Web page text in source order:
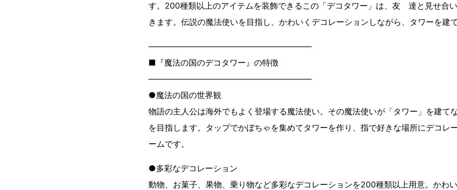
す。200種類以上のアイテムを装飾できるこの「デコタワー」は、友 達と見せ合
きます。伝説の魔法使いを目指し、かわいくデコレーションしながら、タワーを建
――――――――――――――――――――
■『魔法の国のデコタワー』の特徴
――――――――――――――――――――
●魔法の国の世界観
物語の主人公は海外でもよく登場する魔法使い。その魔法使いが「タワー」を建て
を目指します。タップでかぼちゃを集めてタワーを作り、指で好きな場所にデコレ
ームです。
●多彩なデコレーション
動物、お菓子、果物、乗り物など多彩なデコレーションを200種類以上用意。かわ